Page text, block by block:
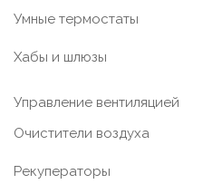
Умные термостаты
Хабы и шлюзы
Управление вентиляцией
Очистители воздуха
Рекуператоры